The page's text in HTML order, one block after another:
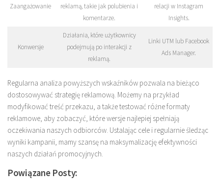
Zaangażowanie
reklamą, takie jak polubienia i
komentarze.
relacji w Instagram
Insights.
Konwersje
Działania, które użytkownicy
podejmują po interakcji z
reklamą.
Linki UTM lub Facebook
Ads Manager.
Regularna analiza powyższych wskaźników pozwala na bieżąco
dostosowywać strategię reklamową. Możemy na przykład
modyfikować treść przekazu, a także testować różne formaty
reklamowe, aby zobaczyć, które wersje najlepiej spełniają
oczekiwania naszych odbiorców. Ustalając cele i regularnie śledząc
wyniki kampanii, mamy szansę na maksymalizację efektywności
naszych działań promocyjnych.
Powiązane Posty: